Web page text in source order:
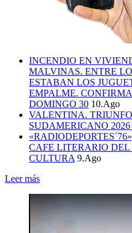
INCENDIO EN
MALVINAS. ENTRE
ESTABAN LOS
EMPALME.
DOMINGO 30 10.Ago
VALENTINA.
SUDAMERICANO
CAFE LITERARIO DEL
CULTURA 9.Ago
Leer más